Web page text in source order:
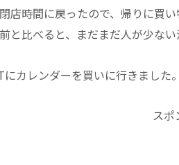
店時間に戻ったので、帰りに買
と比べると、まだまだ人が少な
にカレンダーを買いに行きました
ス